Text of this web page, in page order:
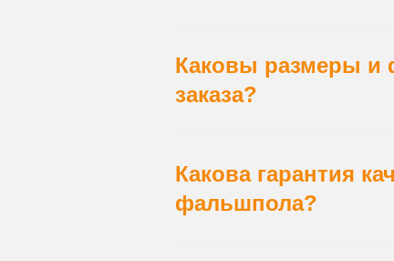
Каковы размеры и
заказа?
Какова гарантия
фальшпола?